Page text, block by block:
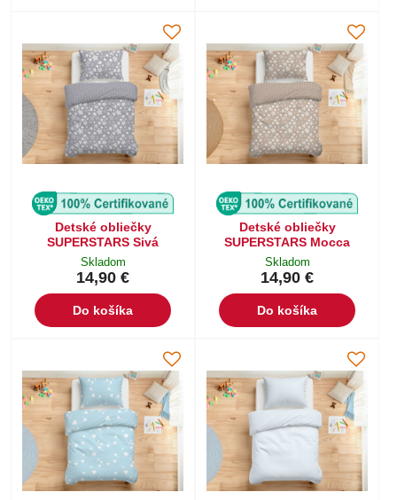
Detské obliečky
SUPERSTARS Sivá
Skladom
14,90 €
Do košíka
Detské obliečky
SUPERSTARS Mocca
Skladom
14,90 €
Do košíka